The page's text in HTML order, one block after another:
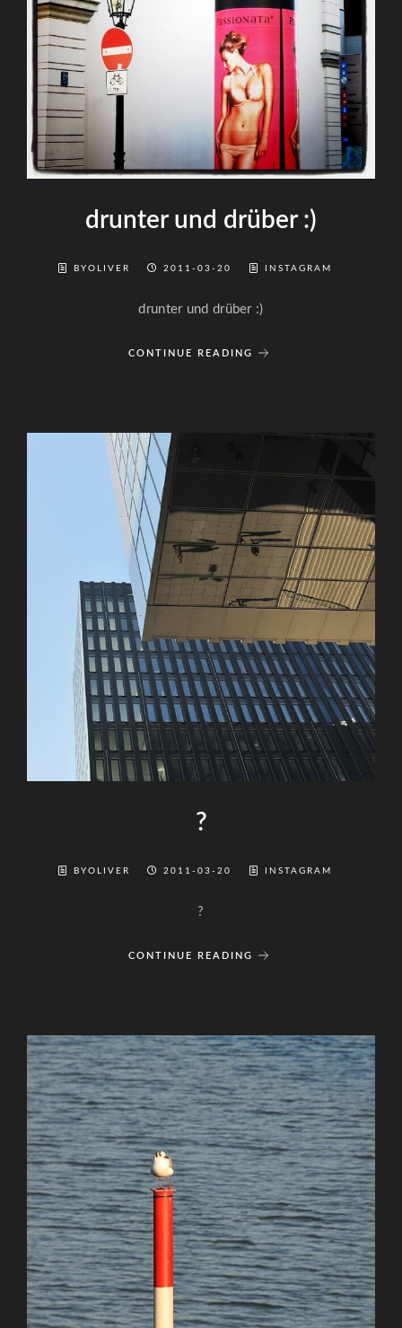
drunter und drüber :)
BYOLIVER 2011-03-20 INSTAGRAM
drunter und drüber :)
CONTINUE READING
?
BYOLIVER 2011-03-20 INSTAGRAM
?
CONTINUE READING